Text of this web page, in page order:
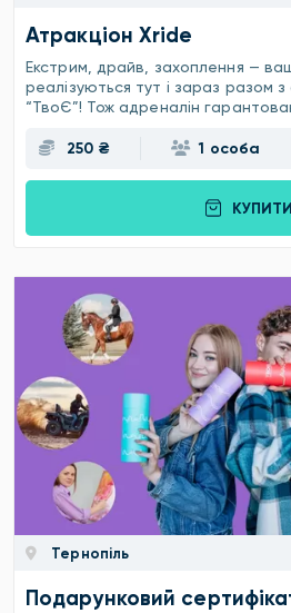
Атракціон Xride
Екстрим, драйв, захоплення —
реалізуються тут і зараз разом з
“ТвоЄ”! Тож адреналін
250 ₴ 1 особа
КУПИТИ
Тернопіль
Подарунковий